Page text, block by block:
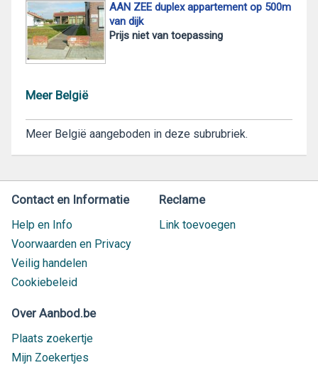
AAN ZEE duplex appartement op 500m
van dijk
Prijs niet van toepassing
Meer België
Meer België aangeboden in deze subrubriek.
Contact en Informatie
Help en Info
Voorwaarden en Privacy
Veilig handelen
Cookiebeleid
Reclame
Link toevoegen
Over Aanbod.be
Plaats zoekertje
Mijn Zoekertjes